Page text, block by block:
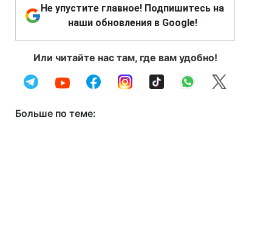
Не упустите главное! Подпишитесь на
наши обновления в Google!
Или читайте нас там, где вам удобно!
Больше по теме: